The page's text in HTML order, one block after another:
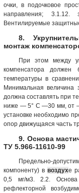
очки, в подочковое
направления;
Вентилируемые защитные
8.
монтаж
При этом между
компенсатора должен
температуры в
Минимальная величина
должна составлять при
ниже — 5° С —30 мм, от
установке необходимо
опор движущаяся часть
9. Основа
ТУ 5.966-11610-99
Предельно-
компоненту) в воздухе
0,5 мг/м3. 2.2.
рефлекторной